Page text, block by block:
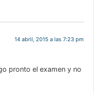
14 abril, 2015 a las 7:23 pm
pronto el examen y no